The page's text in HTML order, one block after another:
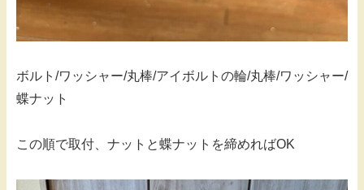
ボルト/ワッシャー/丸棒/アイボルトの輪/丸棒/ワッシャー/
蝶ナット
この順で取付、ナットと蝶ナットを締めればOK